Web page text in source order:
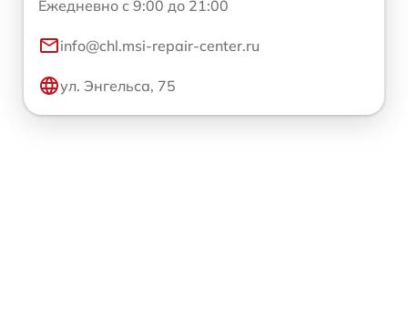
Ежедневно с 9:00 до 21:00
info@chl.msi-repair-center.ru
ул. Энгельса, 75